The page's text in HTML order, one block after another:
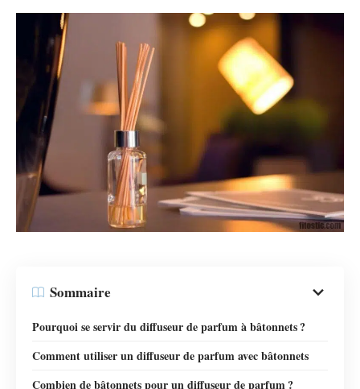
Sommaire
Pourquoi se servir du diffuseur de parfum à bâtonnets ?
Comment utiliser un diffuseur de parfum avec bâtonnets
Combien de bâtonnets pour un diffuseur de parfum ?